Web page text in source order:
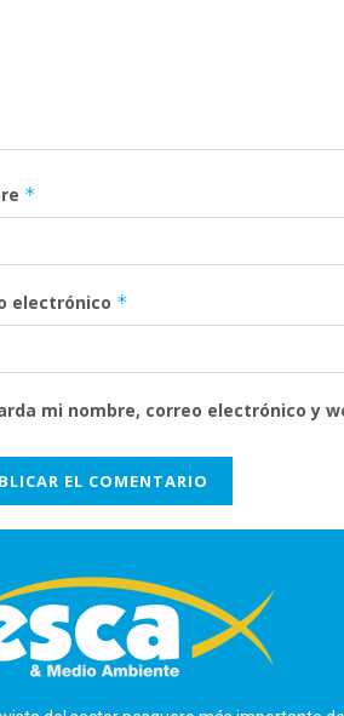
*
electrónico *
mi nombre, correo electrónico y